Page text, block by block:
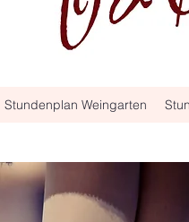
Stundenplan Weingarten